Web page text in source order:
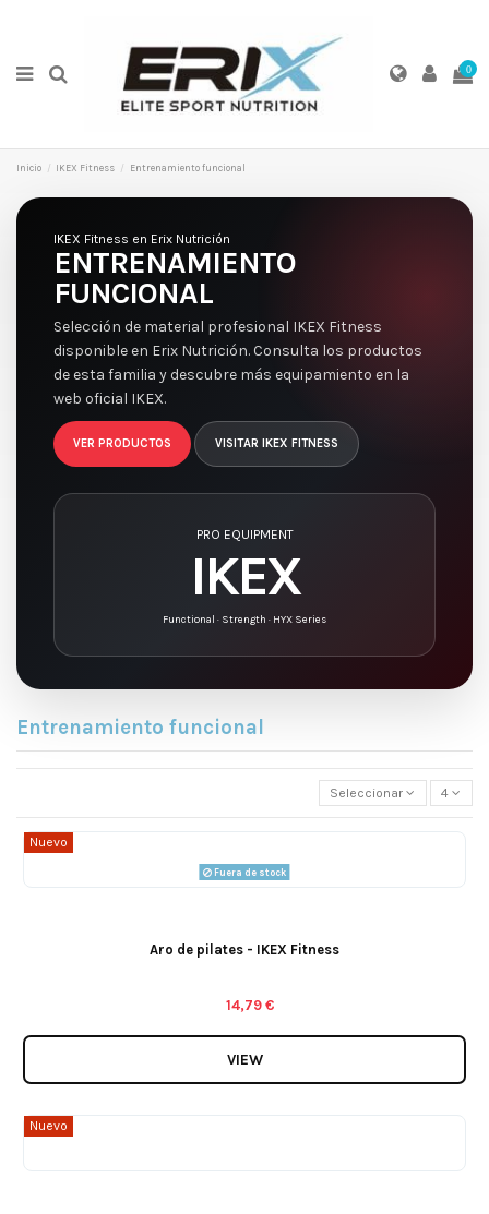
0
Inicio IKEX Fitness Entrenamiento funcional
IKEX Fitness en Erix Nutrición
ENTRENAMIENTO
FUNCIONAL
Selección de material profesional IKEX Fitness
disponible en Erix Nutrición. Consulta los productos
de esta familia y descubre más equipamiento en la
web oficial IKEX.
VER PRODUCTOS VISITAR IKEX FITNESS
PRO EQUIPMENT
IKEX
Functional · Strength · HYX Series
Entrenamiento funcional
Seleccionar 4
Nuevo
Fuera de stock
Aro de pilates - IKEX Fitness
14,79 €
VIEW
Nuevo